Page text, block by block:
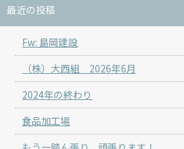
最近の投稿
Fw: 島岡建設
（株）大西組 2026年6月
2024年の終わり
食品加工場